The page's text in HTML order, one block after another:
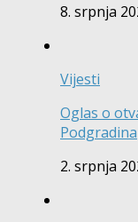
8. srpnja
Vijesti
Oglas o
Podgradina
2. srpnja